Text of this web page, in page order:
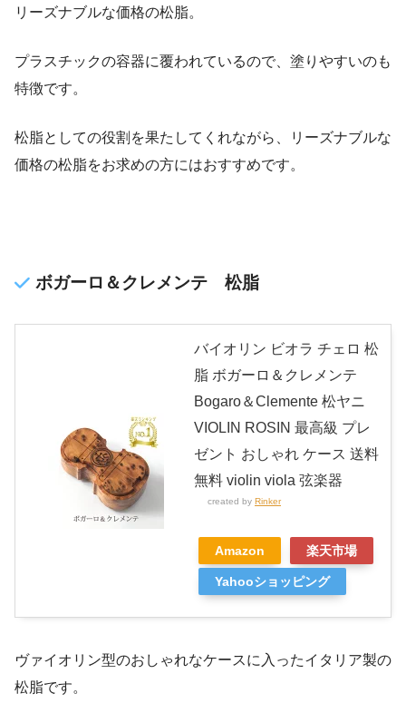
リーズナブルな価格の松脂。
プラスチックの容器に覆われているので、塗りやすいのも
特徴です。
松脂としての役割を果たしてくれながら、リーズナブルな
価格の松脂をお求めの方にはおすすめです。
ボガーロ＆クレメンテ 松脂
バイオリン ビオラ チェロ 松
脂 ボガーロ＆クレメンテ
Bogaro＆Clemente 松ヤニ
VIOLIN ROSIN 最高級 プレ
ゼント おしゃれ ケース 送料
無料 violin viola 弦楽器
created by Rinker
Amazon 楽天市場
Yahooショッピング
ヴァイオリン型のおしゃれなケースに入ったイタリア製の
松脂です。